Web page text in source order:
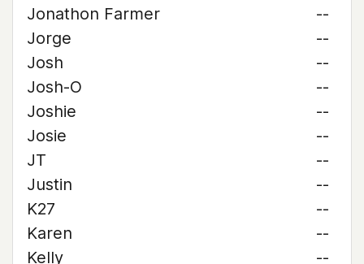
Jonathon Farmer
--
Jorge
--
Josh
--
Josh-O
--
Joshie
--
Josie
--
JT
--
Justin
--
K27
--
Karen
--
Kelly
--